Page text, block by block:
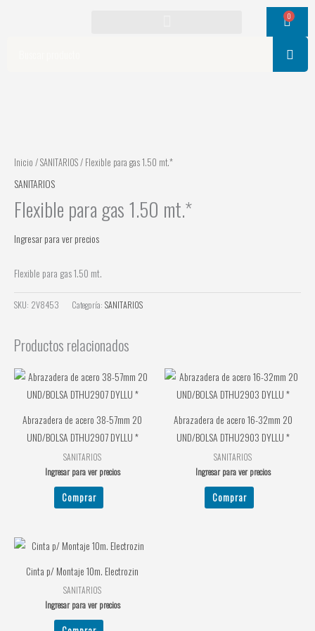
0
Cart
Inicio /SANITARIOS/ Flexible para gas 1.50 mt.*
SANITARIOS
Flexible para gas 1.50 mt.*
Ingresar para ver precios
Flexible para gas 1.50 mt.
SKU: 2V8453 Categoría: SANITARIOS
Productos relacionados
Abrazadera de acero 38-57mm 20
UND/BOLSA DTHU2907 DYLLU *
SANITARIOS
Ingresar para ver precios
Comprar
Abrazadera de acero 16-32mm 20
UND/BOLSA DTHU2903 DYLLU *
SANITARIOS
Ingresar para ver precios
Comprar
Cinta p/ Montaje 10m. Electrozin
SANITARIOS
Ingresar para ver precios